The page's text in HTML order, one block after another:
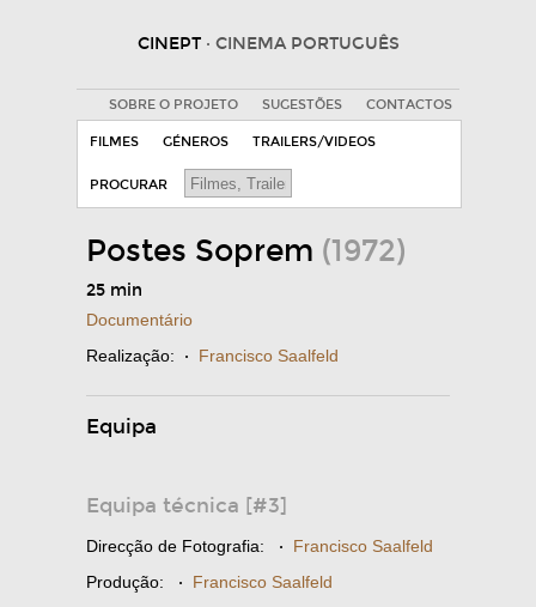
CINEPT · CINEMA PORTUGUÊS
SOBRE O PROJETO SUGESTÕES CONTACTOS
FILMES GÉNEROS TRAILERS/VIDEOS
PROCURAR
Postes Soprem (1972)
25 min
Documentário
Realização: · Francisco Saalfeld
Equipa
Equipa técnica [#3]
Direcção de Fotografia: · Francisco Saalfeld
Produção: · Francisco Saalfeld